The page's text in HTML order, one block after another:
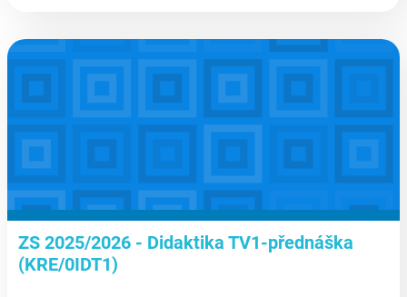
aa
ZS 2025/2026 - Didaktika TV1-přednáška
(KRE/0IDT1)